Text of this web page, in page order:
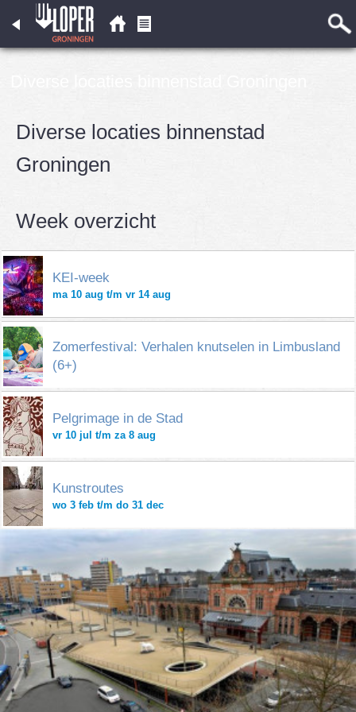
Diverse locaties binnenstad
Groningen
Week overzicht
KEI-week
ma 10 aug t/m vr 14 aug
Zomerfestival: Verhalen knutselen in Limbusland
(6+)
Pelgrimage in de Stad
vr 10 jul t/m za 8 aug
Kunstroutes
wo 3 feb t/m do 31 dec